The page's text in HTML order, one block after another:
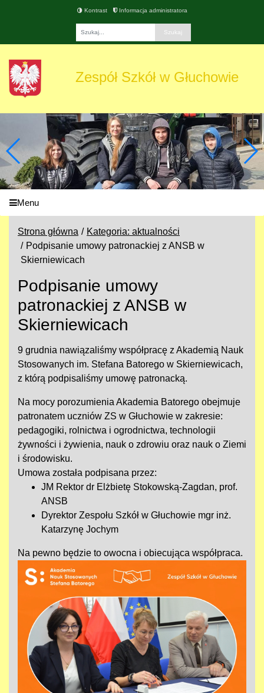
Kontrast Informacja administratora
Zespół Szkół w Głuchowie
Menu
Strona główna
Kategoria: aktualności
Podpisanie umowy patronackiej z ANSB w
Skierniewicach
Podpisanie umowy
patronackiej z ANSB w
Skierniewicach
9 grudnia nawiązaliśmy współpracę z Akademią Nauk
Stosowanych im. Stefana Batorego w Skierniewicach,
z którą podpisaliśmy umowę patronacką.
Na mocy porozumienia Akademia Batorego obejmuje
patronatem uczniów ZS w Głuchowie w zakresie:
pedagogiki, rolnictwa i ogrodnictwa, technologii
żywności i żywienia, nauk o zdrowiu oraz nauk o Ziemi
i środowisku.
Umowa została podpisana przez:
JM Rektor dr Elżbietę Stokowską-Zagdan, prof.
ANSB
Dyrektor Zespołu Szkół w Głuchowie mgr inż.
Katarzynę Jochym
Na pewno będzie to owocna i obiecująca współpraca.